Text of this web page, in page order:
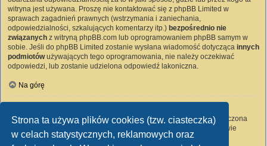
Strona ta używa plików cookies (tzw. ciasteczka)
w celach statystycznych, reklamowych oraz
witryna jest używana. Proszę nie kontaktować się z phpBB Limited w
sprawach zagadnień prawnych (wstrzymania i zaniechania,
odpowiedzialności, szkalujących komentarzy itp.) bezpośrednio nie
związanych z witryną phpBB.com lub oprogramowaniem phpBB samym w
sobie. Jeśli do phpBB Limited zostanie wysłana wiadomość dotycząca innych
podmiotówużywających tego oprogramowania, nie należy oczekiwać
odpowiedzi, lub zostanie udzielona odpowiedź lakoniczna.
Na górę
Wszyscy użytkownicy witryny mogą używać – jeśli funkcja ta jest włączona
przez administratora witryny – formularza „Kontakt z nami”. Członkowie
witryny mogą także używać odnośnika „Zespół administracyjny”.